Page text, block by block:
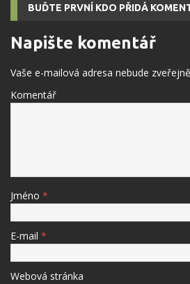
BUĎTE PRVNÍ KDO PŘIDÁ
Napište komentář
Vaše e-mailová adresa nebude
Komentář
Jméno *
E-mail *
Webová stránka